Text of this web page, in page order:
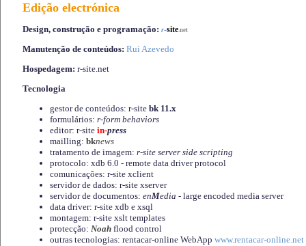
Edição electrónica
Design, construção e programação: r-site.net
Manutenção de conteúdos: Rui Azevedo
Hospedagem: r-site.net
Tecnologia
gestor de conteúdos: r-site bk 11.x
formulários: r-form behaviors
editor: r-site in-press
mailling: bknews
tratamento de imagem: r-site server side scripting
protocolo: xdb 6.0 - remote data driver protocol
comunicações: r-site xclient
servidor de dados: r-site xserver
servidor de documentos: enMedia - large encoded media server
data driver: r-site xdb e xsql
montagem: r-site xslt templates
protecção: Noah flood control
outras tecnologias: rentacar-online WebApp www.rentacar-online.net